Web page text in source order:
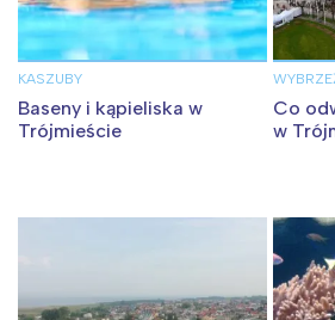
KASZUBY
Baseny i kąpieliska w
Trójmieście
Co
w